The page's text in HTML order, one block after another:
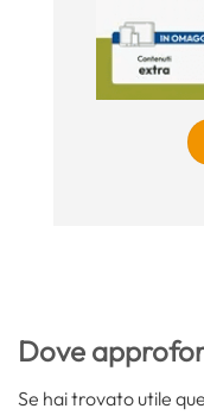
Dove
Se hai trovato utile